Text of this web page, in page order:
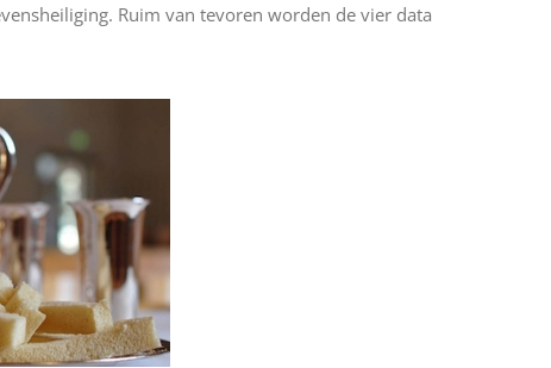
Ruim van tevoren worden de vier data